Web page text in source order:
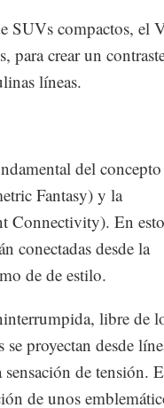
SUVs compactos, el
para crear un
líneas.
del
Fantasy) y la
Connectivity). En
conectadas desde la
de de estilo.
libre de
proyectan desde
sensación de tensión.
de unos